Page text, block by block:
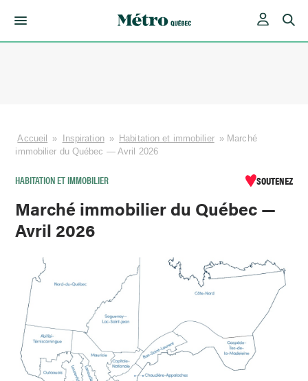
Accueil » Inspiration » Habitation et immobilier » Marché
immobilier du Québec — Avril 2026
HABITATION ET IMMOBILIER SOUTENEZ
Marché immobilier du Québec —
Avril 2026